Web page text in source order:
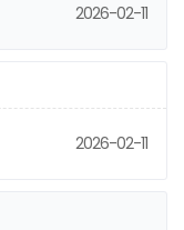
2026-02-11
2026-02-11